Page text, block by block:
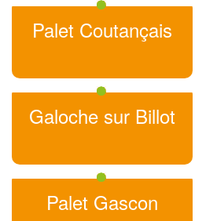
Palet Coutançais
Galoche sur Billot
Palet Gascon